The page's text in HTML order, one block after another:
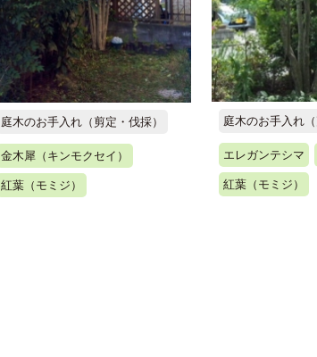
庭木のお手入れ（剪定・伐採）
金木犀（キンモクセイ）
紅葉（モミジ）
庭木のお手入れ（
エレガンテシマ
紅葉（モミジ）